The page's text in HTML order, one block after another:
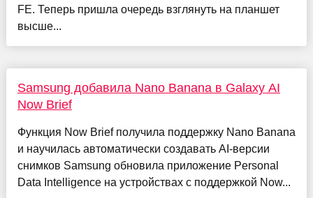
FE. Теперь пришла очередь взглянуть на планшет
высше...
Samsung добавила Nano Banana в Galaxy AI
Now Brief
Функция Now Brief получила поддержку Nano Banana
и научилась автоматически создавать AI-версии
снимков Samsung обновила приложение Personal
Data Intelligence на устройствах с поддержкой Now...